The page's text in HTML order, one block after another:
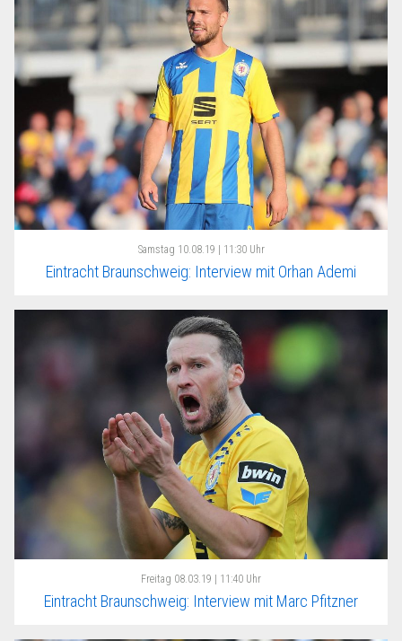
Samstag 10.08.19 | 11:30 Uhr
Eintracht Braunschweig: Interview mit Orhan Ademi
Freitag 08.03.19 | 11:40 Uhr
Eintracht Braunschweig: Interview mit Marc Pfitzner